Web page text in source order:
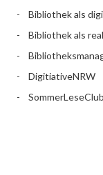
Bibliothek als
Bibliothek als
DigitiativeNRW